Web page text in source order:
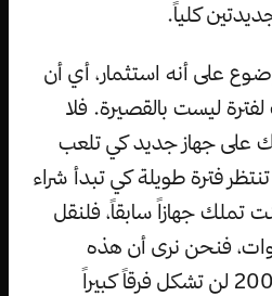
كلياً.
على أنه استثمار، أي أن
ليست بالقصيرة. فلا
على جهاز جديد كي تلعب
فترة طويلة كي تبدأ شراء
تملك جهازاً سابقاً، فلنقل
فنحن نرى أن هذه
الدولارات الـ 100 أو الـ 200 لن تشكل فرقاً كبيراً